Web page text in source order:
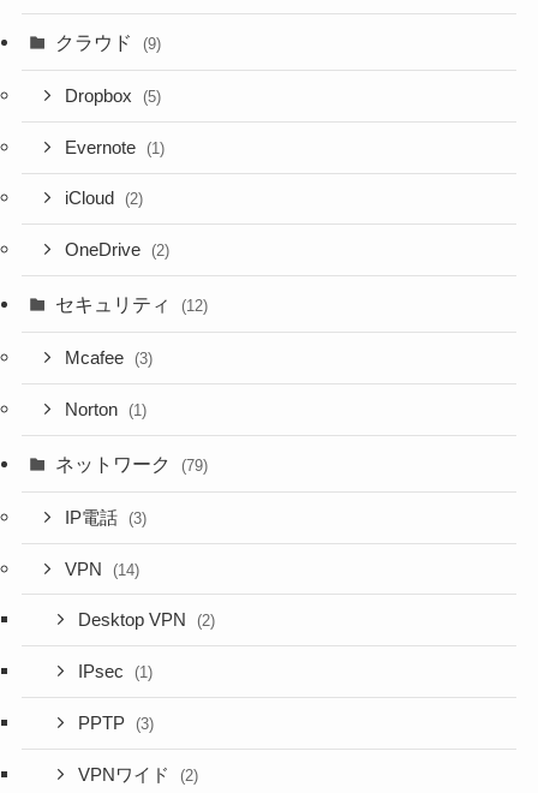
クラウド (9)
Dropbox (5)
Evernote (1)
iCloud (2)
OneDrive (2)
セキュリティ (12)
Mcafee (3)
Norton (1)
ネットワーク (79)
IP電話 (3)
VPN (14)
Desktop VPN (2)
IPsec (1)
PPTP (3)
VPNワイド (2)